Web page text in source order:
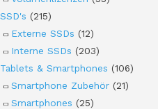
SSD's (215)
Externe SSDs (12)
Interne SSDs (203)
Tablets & Smartphones (106)
Smartphone Zubehör (21)
Smartphones (25)